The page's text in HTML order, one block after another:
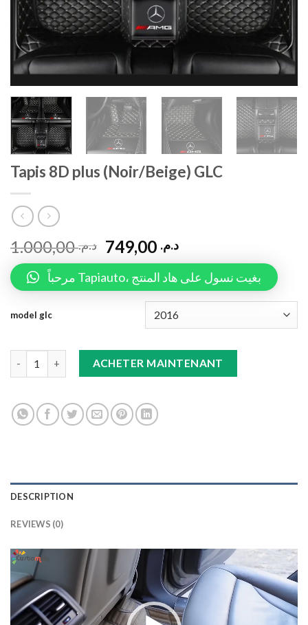
Tapis 8D plus (Noir/Beige) GLC
د.م.1.000,00 د.م.
مرحباً Tapiauto، بغيت نسول على هاد المنتج
model glc
Tapis 8D plus (Noir/Beige) GLC quantity
ACHETER MAINTENANT
DESCRIPTION
REVIEWS (0)
Lecteur
vidéo